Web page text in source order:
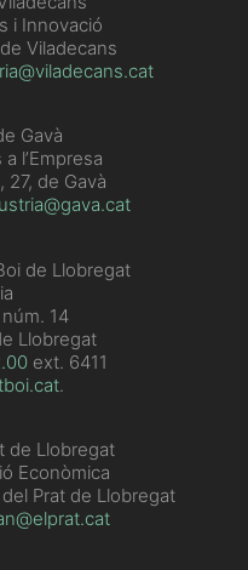
i Innovació
Viladecans
Gavà
l’Empresa
27, de Gavà
de Llobregat
14
Llobregat
ext. 6411
de Llobregat
Econòmica
Prat de Llobregat